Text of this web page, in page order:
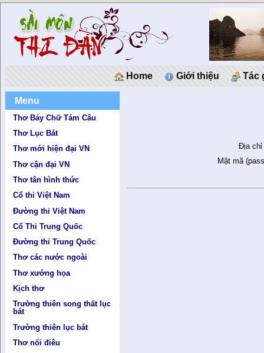
Home Giới thiệu Tác
Menu
Thơ Bảy Chữ Tám Câu
Thơ Lục Bát
Thơ mới hiện đại VN
Thơ cận đại VN
Thơ tân hình thức
Cổ thi Việt Nam
Đường thi Việt Nam
Cổ Thi Trung Quốc
Đường thi Trung Quốc
Thơ các nước ngoài
Thơ xướng họa
Kịch thơ
Trường thiên song thất lục
bát
Trường thiên lục bát
Thơ nối điêu
Địa chỉ
Mật mã